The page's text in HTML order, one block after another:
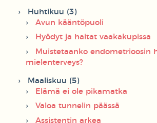
Huhtikuu (3)
Avun kääntöpuoli
Hyödyt ja haitat vaakakupissa
Muistetaanko endometrioosin
mielenterveys?
Maaliskuu (5)
Elämä ei ole pikamatka
Valoa tunnelin päässä
Assistentin arkea